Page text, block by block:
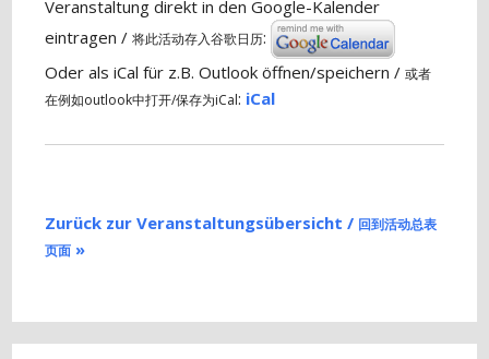
Veranstaltung direkt in den Google-Kalender
eintragen /将此活动存入谷歌日历:
Oder als iCal für z.B. Outlook öffnen/speichern /或者
在例如outlook中打开/保存为iCal: iCal
Zurück zur Veranstaltungsübersicht / 回到活动总表
页面 »